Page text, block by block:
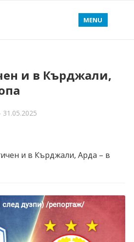
MENU
и в Кърджали,
31.05.2025
и в Кърджали, Арда – в